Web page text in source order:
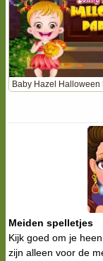
Baby Hazel Halloween
Meiden spelletjes
Kijk goed om je
zijn alleen voor de